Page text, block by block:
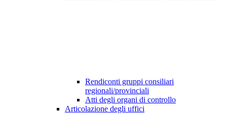
Rendiconti gruppi consiliari
regionali/provinciali
Atti degli organi di controllo
Articolazione degli uffici